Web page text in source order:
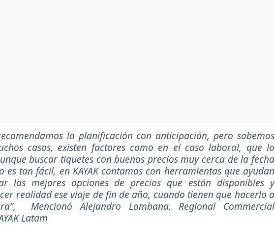
la planificación con anticipación, pero sabemos
casos, existen factores como en el caso laboral, que lo
buscar tiquetes con buenos precios muy cerca de la fecha
es tan fácil, en KAYAK contamos con herramientas que ayudan
las mejores opciones de precios que están disponibles y
realidad ese viaje de fin de año, cuando tienen que hacerlo a
Mencionó Alejandro Lombana, Regional Commercial
Latam